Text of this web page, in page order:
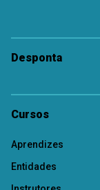
Desponta
Cursos
Aprendizes
Entidades